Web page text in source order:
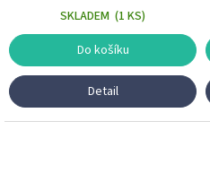
SKLADEM (1 KS)
Do košíku
Detail